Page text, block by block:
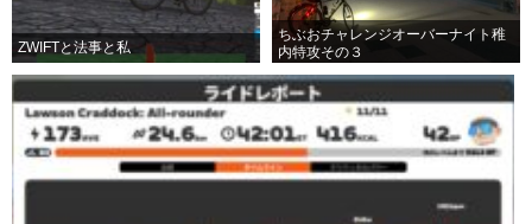
ZWIFTと法事と私
ちぶおチャレンジオーバーナイト稚
内特攻その３